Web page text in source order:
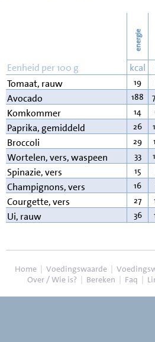
energie
Eenheid per 100 g kcal
Tomaat, rauw
19
Avocado 188
Komkommer 14
Paprika, gemiddeld 26
Broccoli 29
Wortelen, vers, waspeen 33
Spinazie, vers 15
Champignons, vers 16
Courgette, vers 27
Ui, rauw 36
Home | Voedingswaarde |
Over / Wie is? | Bereken | Faq |